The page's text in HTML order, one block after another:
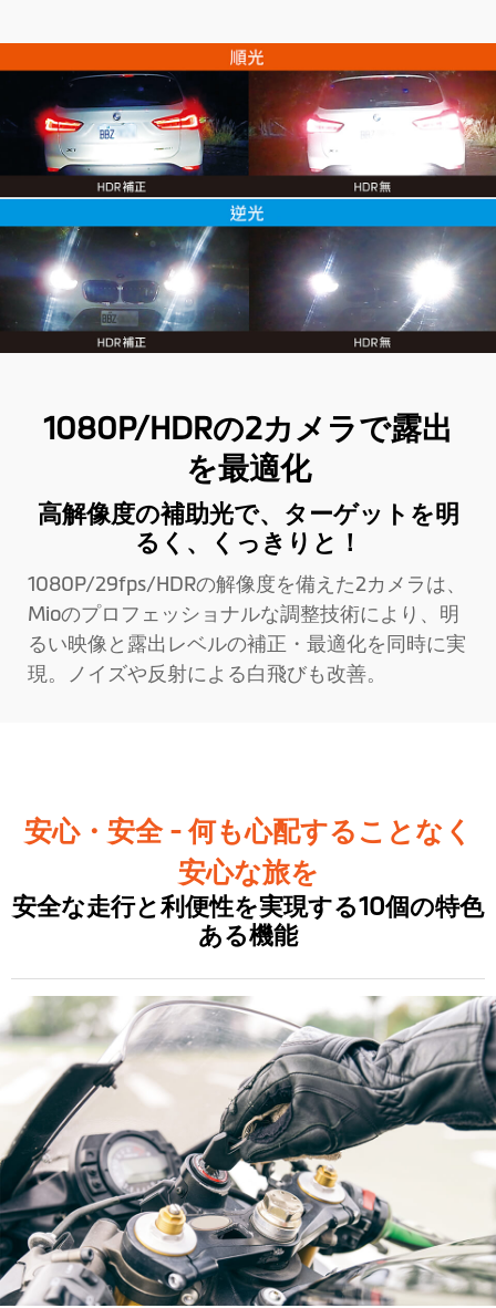
1080P/HDRの2カメラで露出
を最適化
高解像度の補助光で、ターゲットを明
るく、くっきりと！
1080P/29fps/HDRの解像度を備えた2カメラは、
Mioのプロフェッショナルな調整技術により、明
るい映像と露出レベルの補正・最適化を同時に実
現。ノイズや反射による白飛びも改善。
安心・安全 - 何も心配することなく
安心な旅を
安全な走行と利便性を実現する10個の特色
ある機能